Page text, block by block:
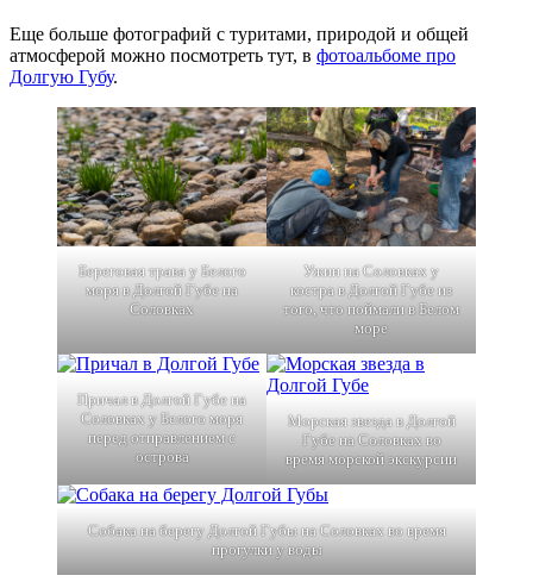
Еще больше фотографий с туритами, природой и общей
атмосферой можно посмотреть тут, в фотоальбоме про
Долгую Губу.
Береговая трава у Белого
моря в Долгой Губе на
Соловках
Ужин на Соловках у
костра в Долгой Губе из
того, что поймали в Белом
море
Причал в Долгой Губе на
Соловках у Белого моря
перед отправлением с
острова
Морская звезда в Долгой
Губе на Соловках во
время морской экскурсии
Собака на берегу Долгой Губы на Соловках во время
прогулки у воды